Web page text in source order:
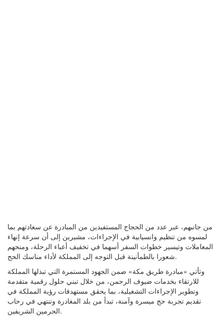
من جانبهم، عبر عدد من الحجاج المستفيدين من المبادرة عن سعادتهم بما
لمسوه من تنظيم وانسيابية في الإجراءات، مشيرين إلى أن سرعة إنهاء
المعاملات وتيسير خطوات السفر أسهما في تخفيف أعباء الرحلة، ومنحهم
شعورا بالطمأنينة قبل التوجه إلى المملكة لأداء مناسك الحج.
وتأتي «مبادرة طريق مكة» ضمن الجهود المستمرة التي تبذلها المملكة
للارتقاء بخدمات ضيوف الرحمن، من خلال تبني حلول رقمية متقدمة
وتطوير الإجراءات التشغيلية، بما يحقق مستهدفات رؤية المملكة في
تقديم تجربة حج ميسرة وآمنة، تبدأ من بلد المغادرة وتنتهي في رحاب
الحرمين الشريفين.